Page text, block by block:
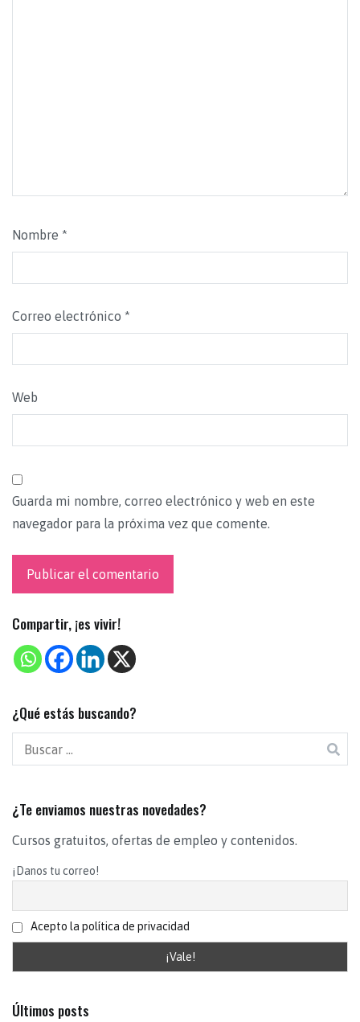
Nombre *
Correo electrónico *
Web
Guarda mi nombre, correo electrónico y web en este
navegador para la próxima vez que comente.
Compartir, ¡es vivir!
¿Qué estás buscando?
¿Te enviamos nuestras novedades?
Cursos gratuitos, ofertas de empleo y contenidos.
¡Danos tu correo!
Acepto la política de privacidad
Últimos posts